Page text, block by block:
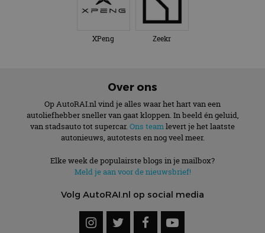
XPeng Zeekr
Over ons
Op AutoRAI.nl vind je alles waar het hart van een
autoliefhebber sneller van gaat kloppen. In beeld én geluid,
van stadsauto tot supercar. Ons teamlevert je het laatste
autonieuws, autotests en nog veel meer.
Elke week de populairste blogs in je mailbox?
Meld je aan voor de nieuwsbrief!
Volg AutoRAI.nl op social media